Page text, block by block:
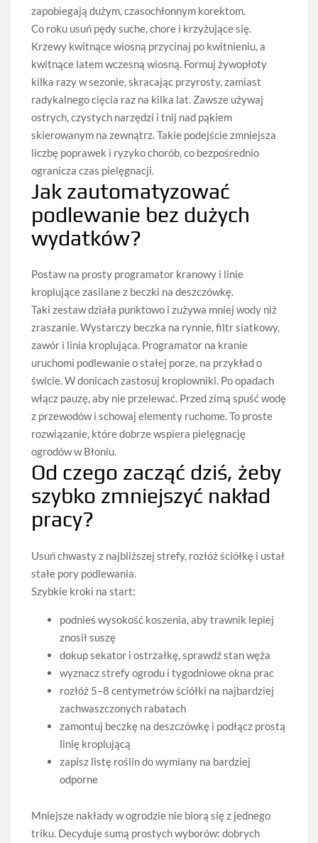
zapobiegają dużym, czasochłonnym korektom.
Co roku usuń pędy suche, chore i krzyżujące się.
Krzewy kwitnące wiosną przycinaj po kwitnieniu, a
kwitnące latem wczesną wiosną. Formuj żywopłoty
kilka razy w sezonie, skracając przyrosty, zamiast
radykalnego cięcia raz na kilka lat. Zawsze używaj
ostrych, czystych narzędzi i tnij nad pąkiem
skierowanym na zewnątrz. Takie podejście zmniejsza
liczbę poprawek i ryzyko chorób, co bezpośrednio
ogranicza czas pielęgnacji.
Jak zautomatyzować
podlewanie bez dużych
wydatków?
Postaw na prosty programator kranowy i linie
kroplujące zasilane z beczki na deszczówkę.
Taki zestaw działa punktowo i zużywa mniej wody niż
zraszanie. Wystarczy beczka na rynnie, filtr siatkowy,
zawór i linia kroplująca. Programator na kranie
uruchomi podlewanie o stałej porze, na przykład o
świcie. W donicach zastosuj kroplowniki. Po opadach
włącz pauzę, aby nie przelewać. Przed zimą spuść wodę
z przewodów i schowaj elementy ruchome. To proste
rozwiązanie, które dobrze wspiera pielęgnację
ogrodów w Błoniu.
Od czego zacząć dziś, żeby
szybko zmniejszyć nakład
pracy?
Usuń chwasty z najbliższej strefy, rozłóż ściółkę i ustał
stałe pory podlewania.
Szybkie kroki na start:
podnieś wysokość koszenia, aby trawnik lepiej
znosił suszę
dokup sekator i ostrzałkę, sprawdź stan węża
wyznacz strefy ogrodu i tygodniowe okna prac
rozłóż 5–8 centymetrów ściółki na najbardziej
zachwaszczonych rabatach
zamontuj beczkę na deszczówkę i podłącz prostą
linię kroplującą
zapisz listę roślin do wymiany na bardziej
odporne
Mniejsze nakłady w ogrodzie nie biorą się z jednego
triku. Decyduje sumą prostych wyborów: dobrych